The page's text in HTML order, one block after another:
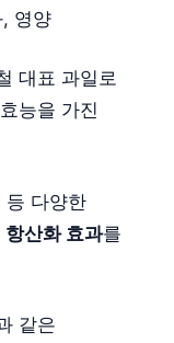
영양
대표 과일로
능을 가진
등 다양한
항산화 효과를
같은